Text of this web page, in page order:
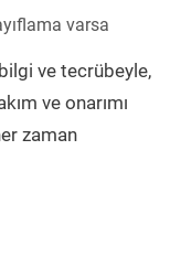
varsa
ve tecrübeyle,
ve onarımı
zaman